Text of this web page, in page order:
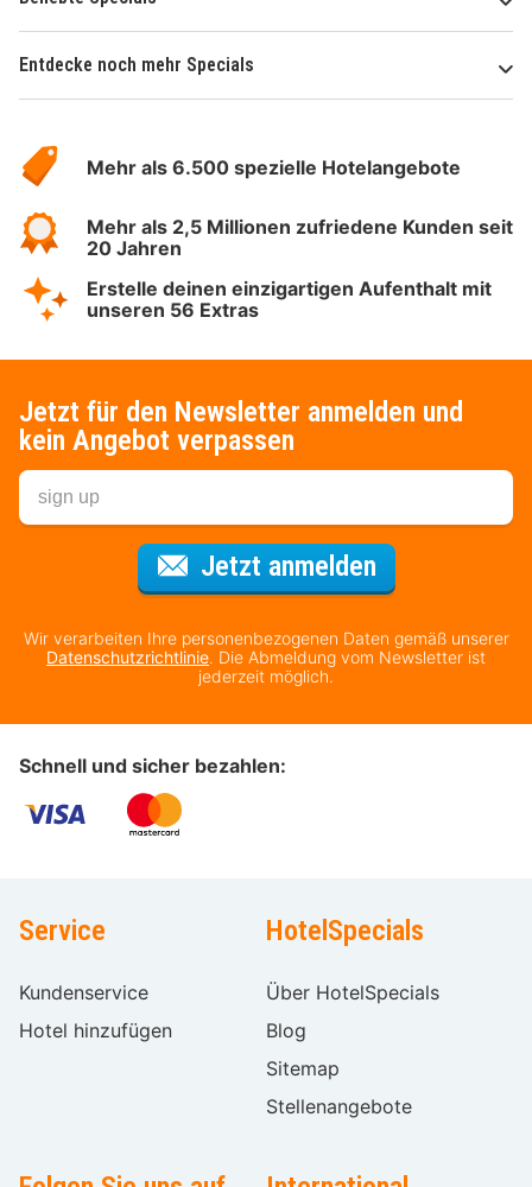
Entdecke noch mehr Specials
Hotelspecials
Mehr als 6.500 spezielle Hotelangebote
Mehr als 2,5 Millionen zufriedene Kunden seit
20 Jahren
Erstelle deinen einzigartigen Aufenthalt mit
unseren 56 Extras
Jetzt für den Newsletter anmelden und
kein Angebot verpassen
Jetzt anmeldenFür den
Wir verarbeiten Ihre personenbezogenen Daten gemäß unserer
Datenschutzrichtlinie. Die Abmeldung vom Newsletter ist
jederzeit möglich.
Schnell und sicher bezahlen:
Service
Kundenservice
Hotel hinzufügen
HotelSpecials
Über HotelSpecials
Blog
Sitemap
Stellenangebote